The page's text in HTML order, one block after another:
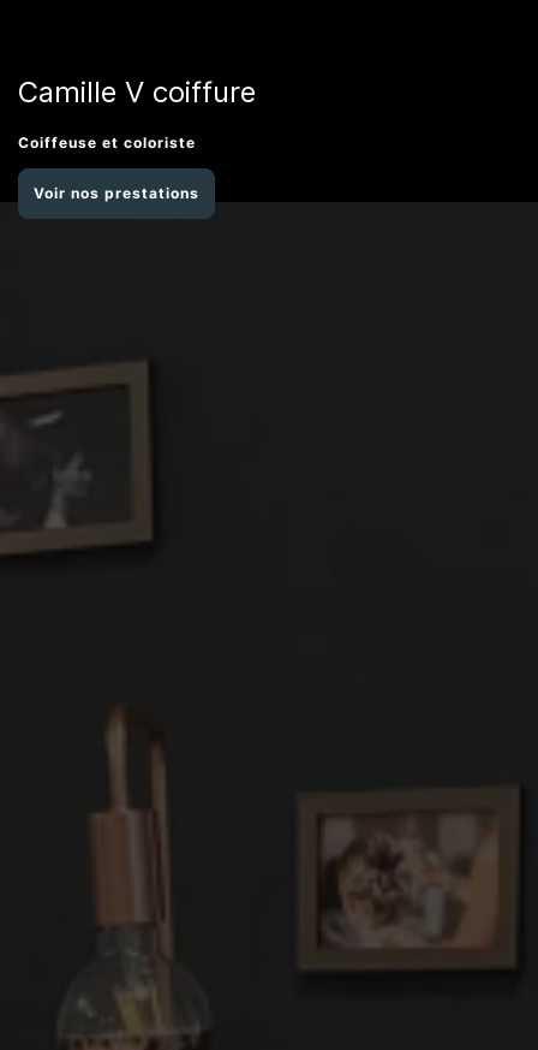
Camille V coiffure
Coiffeuse et coloriste
Voir nos prestations